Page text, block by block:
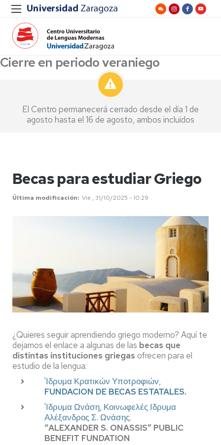
Cierre en periodo veraniego
El Centro permanecerá cerrado desde el día 1 de
agosto hasta el 16 de agosto, ambos incluidos
Becas para estudiar Griego
Última modificación Vie , 31/10/2025 - 10:29
¿Quieres seguir aprendiendo griego moderno? Aquí te
dejamos el enlace a algunas de las becas que
distintas instituciones griegas ofrecen para el
estudio de la lengua:
'Ιδρυμα Κρατικών Υποτροφιών,
FUNDACION DE BECAS ESTATALES.
'Ιδρυμα Ωνάση, Κοινωφελές Ιδρυμα
Αλέξανδρος Σ. Ωνάσης.
“ALEXANDER S. ONASSIS” PUBLIC
BENEFIT FUNDATION